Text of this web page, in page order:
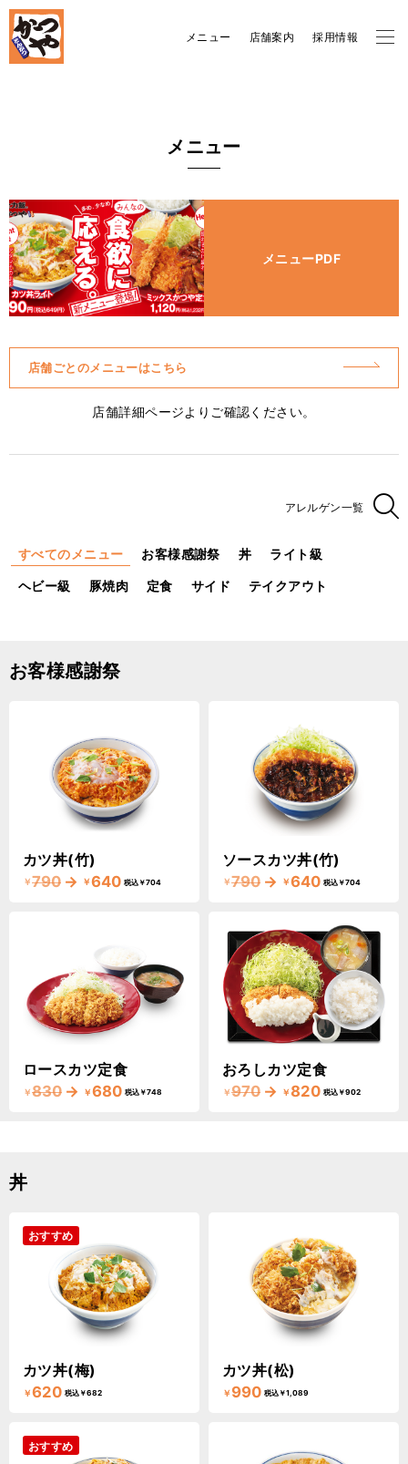
メニュー 店舗案内 採用情報
メニュー
メニューPDF
店舗ごとのメニューはこちら
店舗詳細ページよりご確認ください。
アレルゲン一覧
すべてのメニュー お客様感謝祭 丼 ライト級
ヘビー級 豚焼肉 定食 サイド テイクアウト
お客様感謝祭
カツ丼(竹)
￥790 → ￥640 税込￥704
ソースカツ丼(竹)
￥790 → ￥640 税込￥704
ロースカツ定食
￥830 → ￥680 税込￥748
おろしカツ定食
￥970 → ￥820 税込￥902
丼
おすすめ
カツ丼(梅)
￥620 税込￥682
カツ丼(松)
￥ 990 税込￥1,089
おすすめ